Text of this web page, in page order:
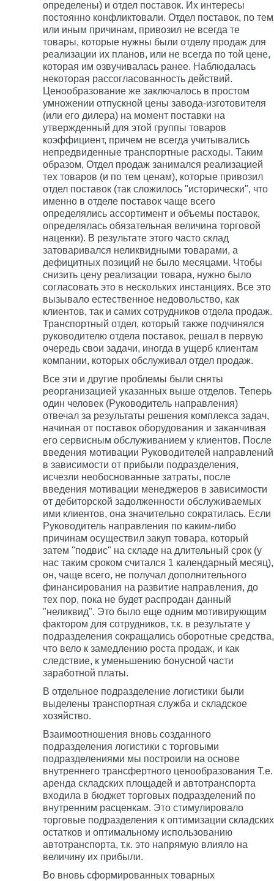
определены) и отдел поставок. Их интересы
постоянно конфликтовали. Отдел поставок, по тем
или иным причинам, привозил не всегда те
товары, которые нужны были отделу продаж для
реализации их планов, или не всегда по той цене,
которая им озвучивалась ранее. Наблюдалась
некоторая рассогласованность действий.
Ценообразование же заключалось в простом
умножении отпускной цены завода-изготовителя
(или его дилера) на момент поставки на
утвержденный для этой группы товаров
коэффициент, причем не всегда учитывались
непредвиденные транспортные расходы. Таким
образом, Отдел продаж занимался реализацией
тех товаров (и по тем ценам), которые привозил
отдел поставок (так сложилось "исторически", что
именно в отделе поставок чаще всего
определялись ассортимент и объемы поставок,
определялась обязательная величина торговой
наценки). В результате этого часто склад
затоваривался неликвидными товарами, а
дефицитных позиций не было месяцами. Чтобы
снизить цену реализации товара, нужно было
согласовать это в нескольких инстанциях. Все это
вызывало естественное недовольство, как
клиентов, так и самих сотрудников отдела продаж.
Транспортный отдел, который также подчинялся
руководителю отдела поставок, решал в первую
очередь свои задачи, иногда в ущерб клиентам
компании, которых обслуживал отдел продаж.
Все эти и другие проблемы были сняты
реорганизацией указанных выше отделов. Теперь
один человек (Руководитель направления)
отвечал за результаты решения комплекса задач,
начиная от поставок оборудования и заканчивая
его сервисным обслуживанием у клиентов. После
введения мотивации Руководителей направлений
в зависимости от прибыли подразделения,
исчезли необоснованные затраты, после
введения мотивации менеджеров в зависимости
от дебиторской задолженности обслуживаемых
ими клиентов, она значительно сократилась. Если
Руководитель направления по каким-либо
причинам осуществил закуп товара, который
затем "подвис" на складе на длительный срок (у
нас таким сроком считался 1 календарный месяц),
он, чаще всего, не получал дополнительного
финансирования на развитие направления, до
тех пор, пока не будет распродан данный
"неликвид". Это было еще одним мотивирующим
фактором для сотрудников, т.к. в результате у
подразделения сокращались оборотные средства,
что вело к замедлению роста продаж, и как
следствие, к уменьшению бонусной части
заработной платы.
В отдельное подразделение логистики были
выделены транспортная служба и складское
хозяйство.
Взаимоотношения вновь созданного
подразделения логистики с торговыми
подразделениями мы построили на основе
внутреннего трансфертного ценообразования Т.е.
аренда складских площадей и автотранспорта
входила в бюджет торговых подразделений по
внутренним расценкам. Это стимулировало
торговые подразделения к оптимизации складских
остатков и оптимальному использованию
автотранспорта, т.к. это напрямую влияло на
величину их прибыли.
Во вновь сформированных товарных